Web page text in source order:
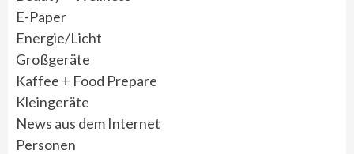
E-Paper
Energie/Licht
Großgeräte
Kaffee + Food Prepare
Kleingeräte
News aus dem Internet
Personen